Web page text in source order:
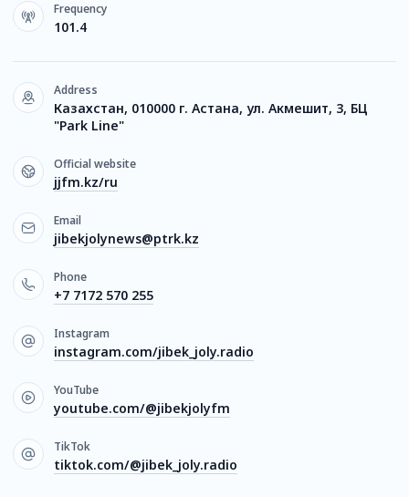
Frequency
101.4
Address
Казахстан, 010000 г. Астана, ул. Акмешит, 3, БЦ
"Park Line"
Official website
jjfm.kz/ru
Email
jibekjolynews@ptrk.kz
Phone
+7 7172 570 255
Instagram
instagram.com/jibek_joly.radio
YouTube
youtube.com/@jibekjolyfm
TikTok
tiktok.com/@jibek_joly.radio